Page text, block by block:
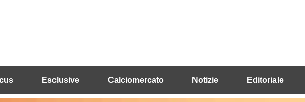
Esclusive Calciomercato Notizie Editoriale